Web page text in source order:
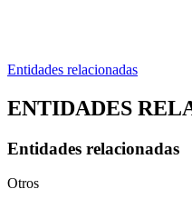
Entidades relacionadas
ENTIDADES
Entidades relacionadas
Otros